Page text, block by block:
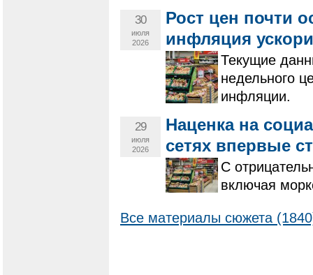
30
июля
2026
Рост цен почти
инфляция
Текущие
недельного
инфляции.
29
июля
2026
Наценка на
сетях впервые
С
включая
Все материалы сюжета